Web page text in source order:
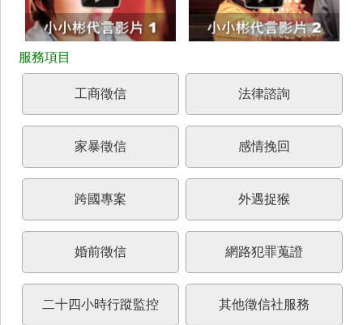
工商徵信 法律諮詢
家暴徵信 感情挽回
跨國專案 外遇捉猴
婚前徵信 網路犯罪蒐證
二十四小時行蹤監控 其他徵信社服務